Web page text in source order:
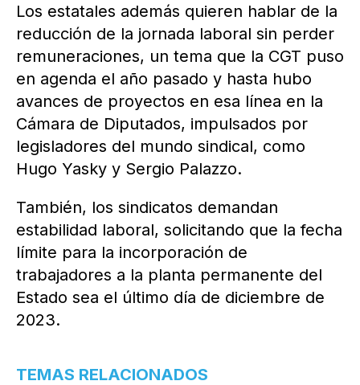
Los estatales además quieren hablar de la
reducción de la jornada laboral sin perder
remuneraciones, un tema que la CGT puso
en agenda el año pasado y hasta hubo
avances de proyectos en esa línea en la
Cámara de Diputados, impulsados por
legisladores del mundo sindical, como
Hugo Yasky y Sergio Palazzo.
También, los sindicatos demandan
estabilidad laboral, solicitando que la fecha
límite para la incorporación de
trabajadores a la planta permanente del
Estado sea el último día de diciembre de
2023.
TEMAS RELACIONADOS